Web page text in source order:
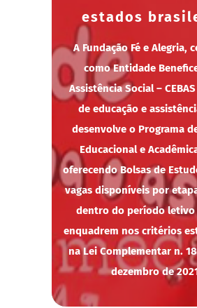
estados
A Fundação Fé e Alegria,
como Entidade
Assistência Social –
de educação e
desenvolve o Programa
Educacional e
oferecendo Bolsas de
vagas disponíveis por
dentro do período letivo
enquadrem nos critérios
na Lei Complementar n.
dezembro de